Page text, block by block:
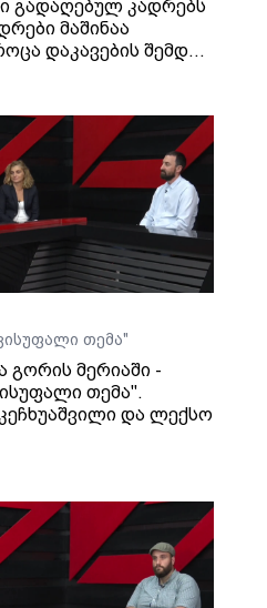
გადაღებულ კადრებს
მაშინაა
დაკავების შემდეგ
თემა"
გორის მერიაში -
თემა".
და ლექსო